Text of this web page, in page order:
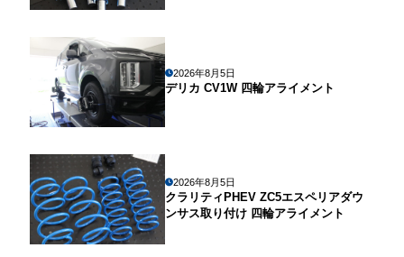
2026年8月5日
デリカ CV1W 四輪アライメント
2026年8月5日
クラリティPHEV ZC5エスペリアダウ
ンサス取り付け 四輪アライメント